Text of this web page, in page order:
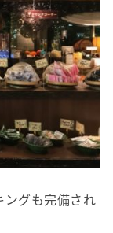
ングも完備され